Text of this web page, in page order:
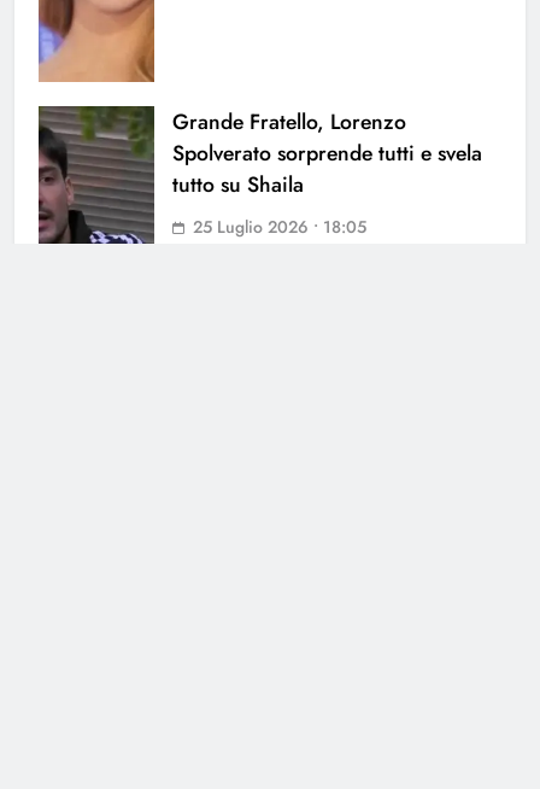
Grande Fratello, Lorenzo
Spolverato sorprende tutti e svela
tutto su Shaila
25 Luglio 2026 • 18:05